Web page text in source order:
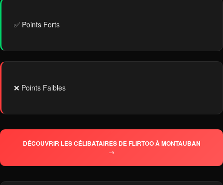
✅ Points Forts
❌ Points Faibles
DÉCOUVRIR LES CÉLIBATAIRES DE FLIRTOO À MONTAUBAN
→